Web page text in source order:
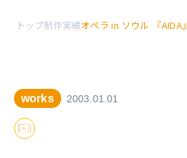
トップ制作実績オペラ in ソウル 『AIDA』
works 2003.01.01